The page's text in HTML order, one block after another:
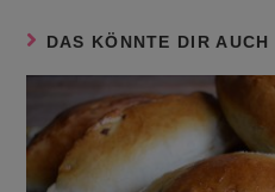
DAS KÖNNTE DIR